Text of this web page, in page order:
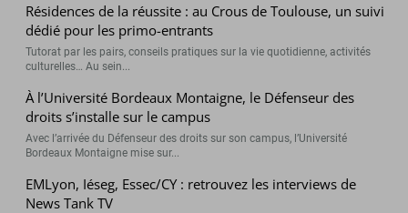
Résidences de la réussite : au Crous de Toulouse, un suivi
dédié pour les primo-entrants
Tutorat par les pairs, conseils pratiques sur la vie quotidienne, activités
culturelles… Au sein...
À l’Université Bordeaux Montaigne, le Défenseur des
droits s’installe sur le campus
Avec l’arrivée du Défenseur des droits sur son campus, l’Université
Bordeaux Montaigne mise sur...
EMLyon, Iéseg, Essec/CY : retrouvez les interviews de
News Tank TV